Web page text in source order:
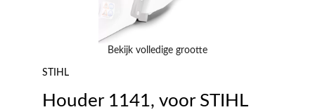
Bekijk volledige grootte
STIHL
Houder 1141, voor STIHL